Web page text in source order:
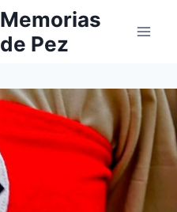
Memorias
de Pez